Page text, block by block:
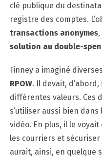
clé publique du
registre des comptes.
transactions anonymes
solution au double-
Finney a imaginé diverses
RPOW. Il devait,
différentes valeurs. Ces
s’utiliser aussi bien
vidéo. En plus, il le
les courriers et
aurait, ainsi, en quelque